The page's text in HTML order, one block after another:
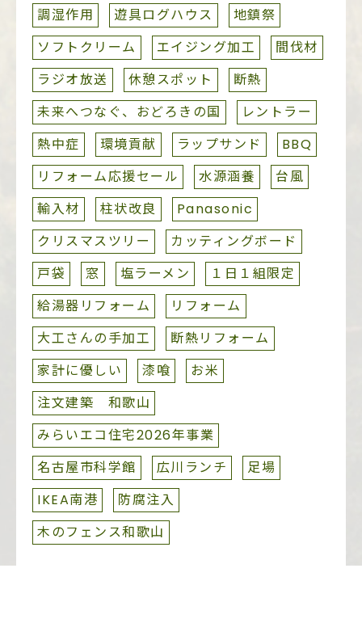
調湿作用
遊具ログハウス
地鎮祭
ソフトクリーム
エイジング加工
間伐材
ラジオ放送
休憩スポット
断熱
未来へつなぐ、おどろきの国
レントラー
熱中症
環境貢献 ラップサンド
BBQ
リフォーム応援セール
水源涵養
台風
輸入材
柱状改良
Panasonic
クリスマスツリー
カッティングボード
戸袋
窓 塩ラーメン
１日１組限定
給湯器リフォーム
リフォーム
大工さんの手加工
断熱リフォーム
家計に優しい
漆喰
お米
注文建築 和歌山
みらいエコ住宅2026年事業
名古屋市科学館
広川ランチ
足場
IKEA南港
防腐注入
木のフェンス和歌山